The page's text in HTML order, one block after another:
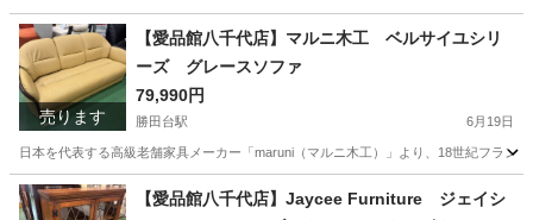
千葉 八千代市 勝田台駅 鍵盤楽器、ピアノ ピアニカ
売ります
【愛品館八千代店】マルニ木工 ベルサイユシリ
ーズ グレースソファ
79,990円
勝田台駅 6月19日
日本を代表する高級老舗家具メーカー「maruni（マルニ木工）」より、18世紀フラン
千葉 八千代市 勝田台駅 ソファ
【愛品館八千代店】Jaycee Furniture ジェイシ